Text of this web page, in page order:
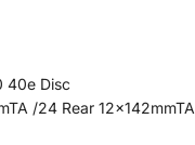
40e Disc
/24 Rear 12x142mmTA